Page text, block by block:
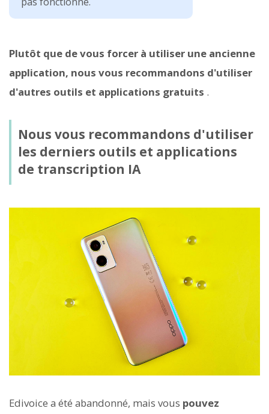
Plutôt que de vous forcer à utiliser une ancienne
application, nous vous recommandons d'utiliser
d'autres outils et applications gratuits .
Nous vous recommandons d'utiliser
les derniers outils et applications
de transcription IA
Edivoice a été abandonné, mais vous pouvez